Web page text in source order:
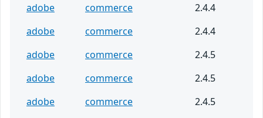
adobe
commerce
2.4.4
adobe
commerce
2.4.4
adobe
commerce
2.4.5
adobe
commerce
2.4.5
adobe
commerce
2.4.5